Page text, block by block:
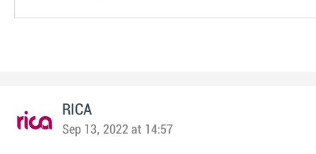
RICA
Sep 13, 2022 at 14:57